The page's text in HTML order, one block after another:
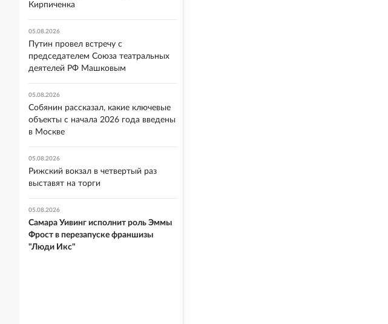
Кирпиченка
05.08.2026
Путин провел встречу с
председателем Союза театральных
деятелей РФ Машковым
05.08.2026
Собянин рассказал, какие ключевые
объекты с начала 2026 года введены
в Москве
05.08.2026
Рижский вокзал в четвертый раз
выставят на торги
05.08.2026
Самара Уивинг исполнит роль Эммы
Фрост в перезапуске франшизы
"Люди Икс"